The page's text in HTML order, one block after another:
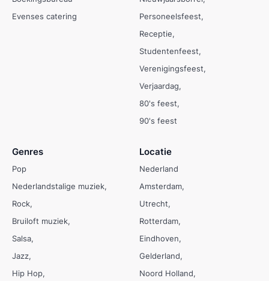
Evenses catering
Personeelsfeest
Receptie
Studentenfeest
Verenigingsfeest
Verjaardag
80's feest
90's feest
Genres
Pop
Nederlandstalige muziek
Rock
Bruiloft muziek
Salsa
Jazz
Hip Hop
Locatie
Nederland
Amsterdam
Utrecht
Rotterdam
Eindhoven
Gelderland
Noord Holland